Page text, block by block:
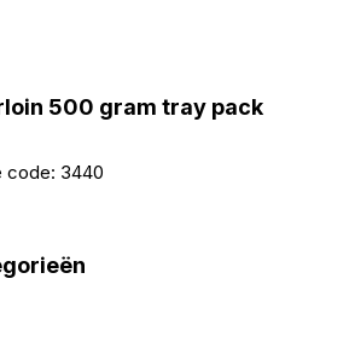
500 gram tray pack
code: 3440